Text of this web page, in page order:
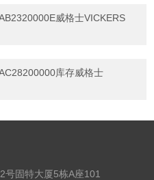
威格士VICKERS
库存威格士
号固特大厦5栋A座101